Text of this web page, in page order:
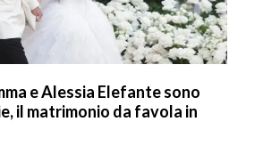
e Alessia Elefante sono
il matrimonio da favola in